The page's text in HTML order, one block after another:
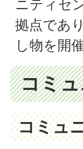
ニティセ
拠点であ
し物を開
コミ
コミュ